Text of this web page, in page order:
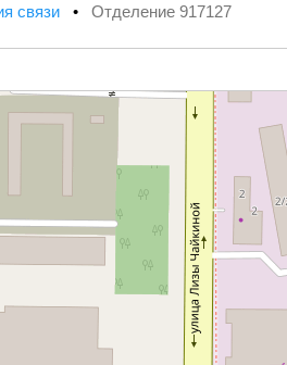
связи • Отделение 917127